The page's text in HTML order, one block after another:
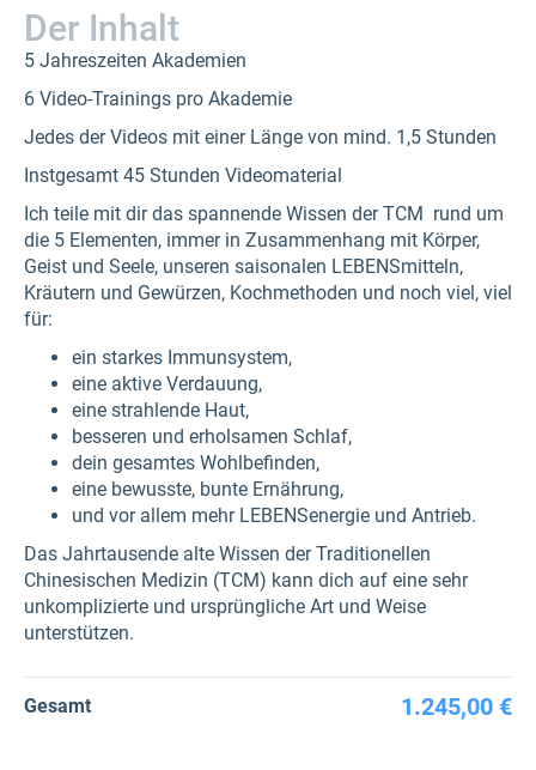
Der Inhalt
5 Jahreszeiten Akademien
6 Video-Trainings pro Akademie
Jedes der Videos mit einer Länge von mind. 1,5 Stunden
Instgesamt 45 Stunden Videomaterial
Ich teile mit dir das spannende Wissen der TCM rund um
die 5 Elementen, immer in Zusammenhang mit Körper,
Geist und Seele, unseren saisonalen LEBENSmitteln,
Kräutern und Gewürzen, Kochmethoden und noch viel, viel
für:
ein starkes Immunsystem,
eine aktive Verdauung,
eine strahlende Haut,
besseren und erholsamen Schlaf,
dein gesamtes Wohlbefinden,
eine bewusste, bunte Ernährung,
und vor allem mehr LEBENSenergie und Antrieb.
Das Jahrtausende alte Wissen der Traditionellen
Chinesischen Medizin (TCM) kann dich auf eine sehr
unkomplizierte und ursprüngliche Art und Weise
unterstützen.
Gesamt 1.245,00 €